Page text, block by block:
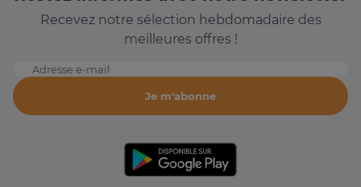
Recevez notre sélection hebdomadaire des
meilleures offres !
Adresse e-mail
Je m'abonne